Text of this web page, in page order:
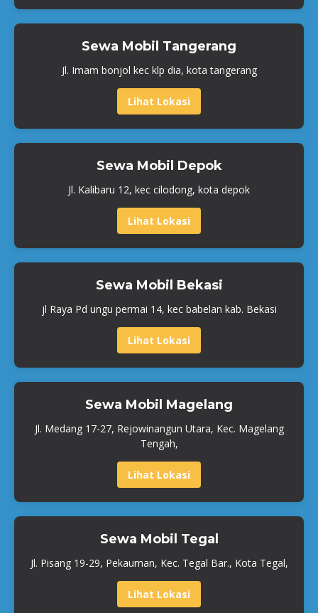
Sewa Mobil Tangerang
Jl. Imam bonjol kec klp dia, kota tangerang
Lihat Lokasi
Sewa Mobil Depok
Jl. Kalibaru 12, kec cilodong, kota depok
Lihat Lokasi
Sewa Mobil Bekasi
jl Raya Pd ungu permai 14, kec babelan kab. Bekasi
Lihat Lokasi
Sewa Mobil Magelang
Jl. Medang 17-27, Rejowinangun Utara, Kec. Magelang
Tengah,
Lihat Lokasi
Sewa Mobil Tegal
Jl. Pisang 19-29, Pekauman, Kec. Tegal Bar., Kota Tegal,
Lihat Lokasi